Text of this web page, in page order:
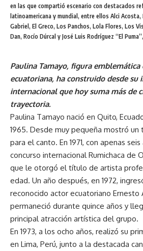
en las que compartió escenario con destacados
latinoamericana y mundial, entre ellos Alci Acosta,
Gabriel, El Greco, Los Panchos, Lola Flores, Los
Dan, Rocío Dúrcal y José Luis Rodríguez “El
Paulina Tamayo, figura emblemática
ecuatoriana, ha construido desde su
internacional que hoy suma más de
trayectoria.
Paulina Tamayo nació en Quito,
1965. Desde muy pequeña mostró
para el canto. En 1971, con apenas
concurso internacional Rumichaca de
que le otorgó el título de artista
edad. Un año después, en 1972,
reconocido actor ecuatoriano Ernesto
permaneció durante quince años y
principal atracción artística del grupo.
En 1973, a los ocho años, realizó su
en Lima, Perú, junto a la destacada